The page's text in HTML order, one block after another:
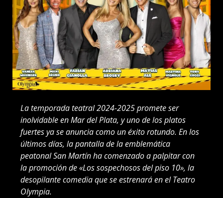
La temporada teatral 2024-2025 promete ser
inolvidable en Mar del Plata, y uno de los platos
fuertes ya se anuncia como un éxito rotundo. En los
últimos días, la pantalla de la emblemática
peatonal San Martín ha comenzado a palpitar con
la promoción de «Los sospechosos del piso 10», la
desopilante comedia que se estrenará en el Teatro
Olympia.